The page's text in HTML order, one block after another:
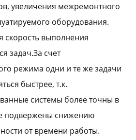
увеличения межремонтного
оборудования.
скорость выполнения
задач.За счет
режима одни и те же задачи
быстрее, т.к.
системы более точны в
подвержены снижению
от времени работы.